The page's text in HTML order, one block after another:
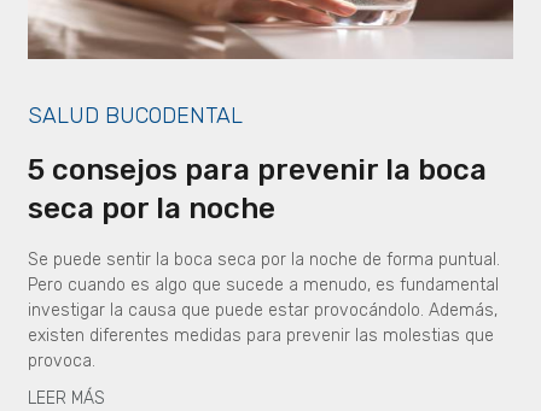
SALUD BUCODENTAL
5 consejos para prevenir la boca
seca por la noche
Se puede sentir la boca seca por la noche de forma puntual.
Pero cuando es algo que sucede a menudo, es fundamental
investigar la causa que puede estar provocándolo. Además,
existen diferentes medidas para prevenir las molestias que
provoca.
LEER MÁS